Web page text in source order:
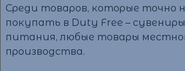
Среди товаров, которые точно
покупать в Duty Free –
питания, любые товары
производства.